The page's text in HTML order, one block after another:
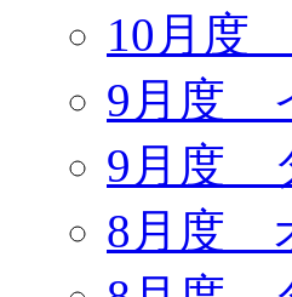
10月度
9月度
9月度
8月度